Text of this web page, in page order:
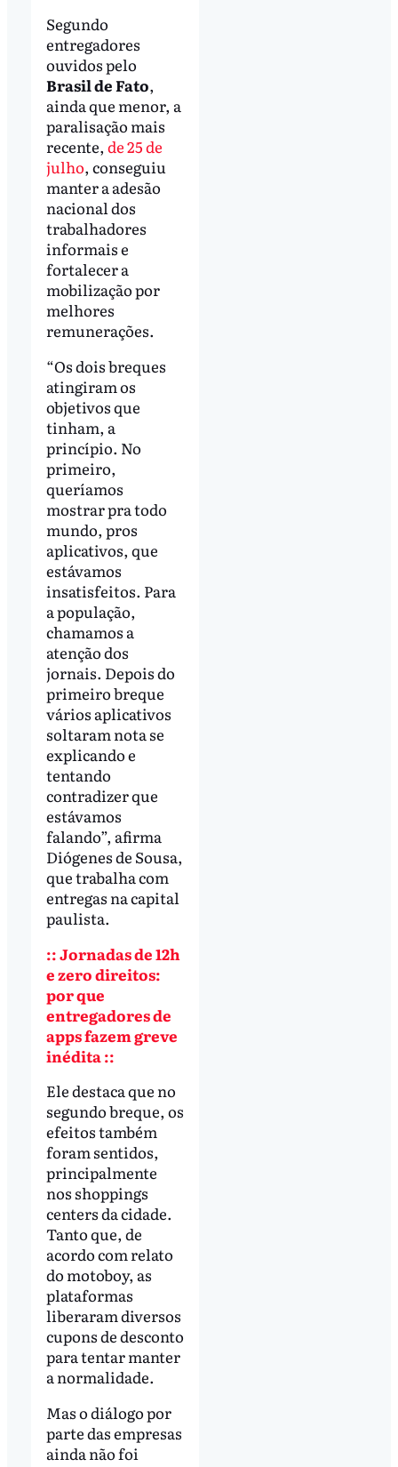
Segundo
entregadores
ouvidos pelo
Brasil de Fato,
ainda que menor, a
paralisação mais
recente, de 25 de
julho, conseguiu
manter a adesão
nacional dos
trabalhadores
informais e
fortalecer a
mobilização por
melhores
remunerações.
“Os dois breques
atingiram os
objetivos que
tinham, a
princípio. No
primeiro,
queríamos
mostrar pra todo
mundo, pros
aplicativos, que
estávamos
insatisfeitos. Para
a população,
chamamos a
atenção dos
jornais. Depois do
primeiro breque
vários aplicativos
soltaram nota se
explicando e
tentando
contradizer que
estávamos
falando”, afirma
Diógenes de Sousa,
que trabalha com
entregas na capital
paulista.
:: Jornadas de 12h
e zero direitos:
por que
entregadores de
apps fazem greve
inédita ::
Ele destaca que no
segundo breque, os
efeitos também
foram sentidos,
principalmente
nos shoppings
centers da cidade.
Tanto que, de
acordo com relato
do motoboy, as
plataformas
liberaram diversos
cupons de desconto
para tentar manter
a normalidade.
Mas o diálogo por
parte das empresas
ainda não foi